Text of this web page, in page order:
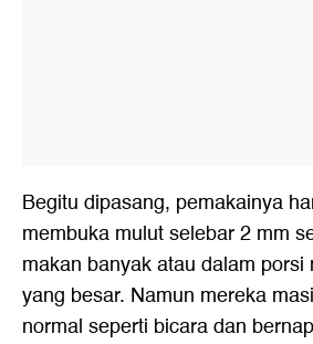
Begitu dipasang, pemakainya
membuka mulut selebar 2 mm
makan banyak atau dalam porsi
yang besar. Namun mereka
normal seperti bicara dan